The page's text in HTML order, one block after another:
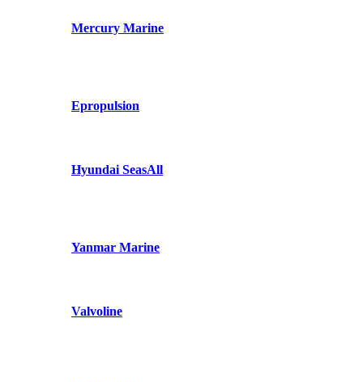
Mercury Marine
Epropulsion
Hyundai SeasAll
Yanmar Marine
Valvoline